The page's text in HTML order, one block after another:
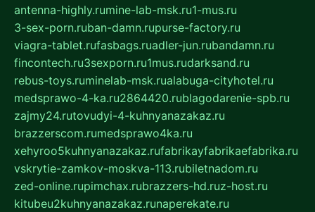
antenna-highly.rumine-lab-msk.ru1-mus.ru
3-sex-porn.ruban-damn.rupurse-factory.ru
viagra-tablet.rufasbags.ruadler-jun.rubandamn.ru
fincontech.ru3sexporn.ru1mus.rudarksand.ru
rebus-toys.ruminelab-msk.rualabuga-cityhotel.ru
medsprawo-4-ka.ru2864420.rublagodarenie-spb.ru
zajmy24.rutovudyi-4-kuhnyanazakaz.ru
brazzerscom.rumedsprawo4ka.ru
xehyroo5kuhnyanazakaz.rufabrikayfabrikaefabrika.ru
vskrytie-zamkov-moskva-113.rubiletnadom.ru
zed-online.rupimchax.rubrazzers-hd.ruz-host.ru
kitubeu2kuhnyanazakaz.runaperekate.ru